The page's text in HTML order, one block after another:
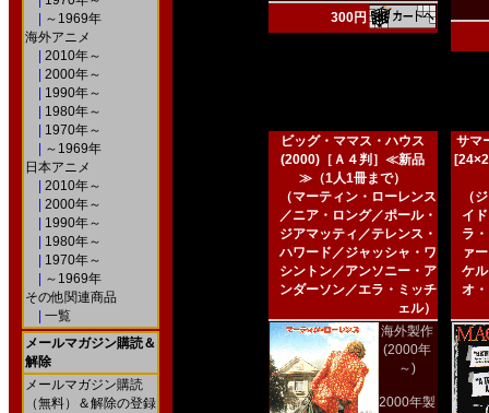
～1969年
海外アニメ
2010年～
2000年～
1990年～
1980年～
1970年～
～1969年
日本アニメ
2010年～
2000年～
1990年～
1980年～
1970年～
～1969年
その他関連商品
一覧
メールマガジン購読＆
解除
メールマガジン購読
（無料）＆解除の登録
300円
ビッグ・ママス・ハウス
(2000)［Ａ４判］≪新品
≫（1人1冊まで）
（マーティン・ローレンス
／ニア・ロング／ポール・
ジアマッティ／テレンス・
ハワード／ジャッシャ・ワ
シントン／アンソニー・ア
ンダーソン／エラ・ミッチ
ェル）
海外製作
(2000年
～)
2000年製
サマ
（
イ
ラ
ァ
ケ
オ